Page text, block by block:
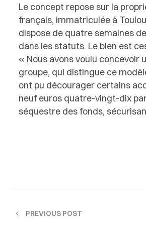
Le concept repose sur la
français, immatriculée à
dispose de quatre semaines
dans les statuts. Le bien est
« Nous avons voulu concevoir
groupe, qui distingue ce
ont pu décourager certains
neuf euros quatre-vingt-dix
séquestre des fonds,
PREVIOUS POST